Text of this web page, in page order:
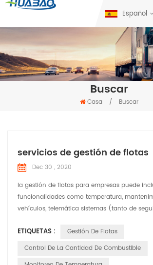
Español
Buscar
Casa / Buscar
servicios de gestión de flotas
Dec 30 , 2020
la gestión de flotas para empresas puede
funcionalidades como temperatura,
vehículos, telemática sistemas (tanto de
de combustible y gestión de la seguridad y
vehículos. controladores. Este tipo de
ETIQUETAS :
Gestión De Flotas
Control De La Cantidad De Combustible